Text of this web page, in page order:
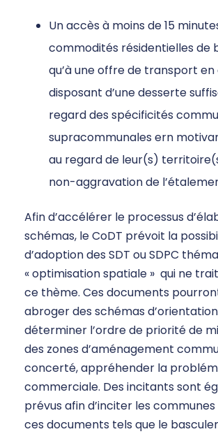
Un accès à moins de 15
commodités résidentielles de
qu’à une offre de transport
disposant d’une desserte
regard des spécificités
supracommunales ern
au regard de leur(s)
non-aggravation de
Afin d’accélérer le processus
schémas, le CoDT prévoit la
d’adoption des SDT ou SDPC
« optimisation spatiale » qui ne
ce thème. Ces documents
abroger des schémas
déterminer l’ordre de priorité de
des zones d’aménagement
concerté, appréhender la
commerciale. Des incitants sont
prévus afin d’inciter les
ces documents tels que le